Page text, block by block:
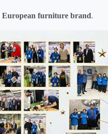
European furniture brand.